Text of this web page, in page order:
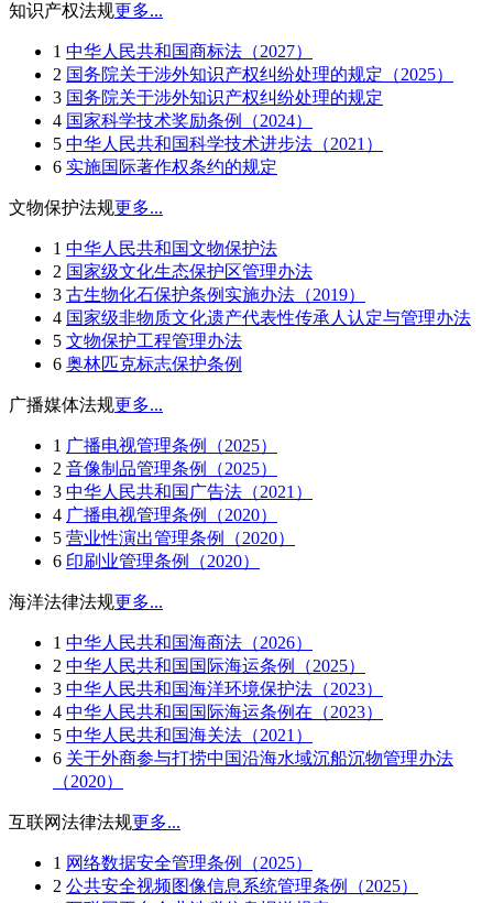
知识产权法规更多...
1 中华人民共和国商标法（2027）
2 国务院关于涉外知识产权纠纷处理的规定（2025）
3 国务院关于涉外知识产权纠纷处理的规定
4 国家科学技术奖励条例（2024）
5 中华人民共和国科学技术进步法（2021）
6 实施国际著作权条约的规定
文物保护法规更多...
1 中华人民共和国文物保护法
2 国家级文化生态保护区管理办法
3 古生物化石保护条例实施办法（2019）
4 国家级非物质文化遗产代表性传承人认定与管理办法
5 文物保护工程管理办法
6 奥林匹克标志保护条例
广播媒体法规更多...
1 广播电视管理条例（2025）
2 音像制品管理条例（2025）
3 中华人民共和国广告法（2021）
4 广播电视管理条例（2020）
5 营业性演出管理条例（2020）
6 印刷业管理条例（2020）
海洋法律法规更多...
1 中华人民共和国海商法（2026）
2 中华人民共和国国际海运条例（2025）
3 中华人民共和国海洋环境保护法（2023）
4 中华人民共和国国际海运条例在（2023）
5 中华人民共和国海关法（2021）
6 关于外商参与打捞中国沿海水域沉船沉物管理办法
（2020）
互联网法律法规更多...
1 网络数据安全管理条例（2025）
2 公共安全视频图像信息系统管理条例（2025）